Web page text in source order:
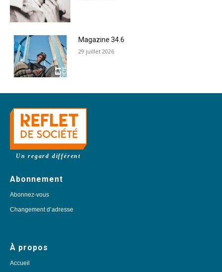
Magazine 34.6
29 juillet 2026
Un regard différent
Abonnement
Abonnez-vous
Changement d’adresse
À propos
Accueil